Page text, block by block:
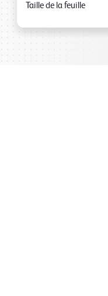
Taille de la feuille